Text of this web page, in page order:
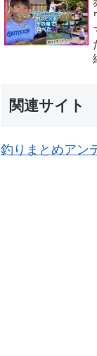
関連サイト
釣りまとめアン